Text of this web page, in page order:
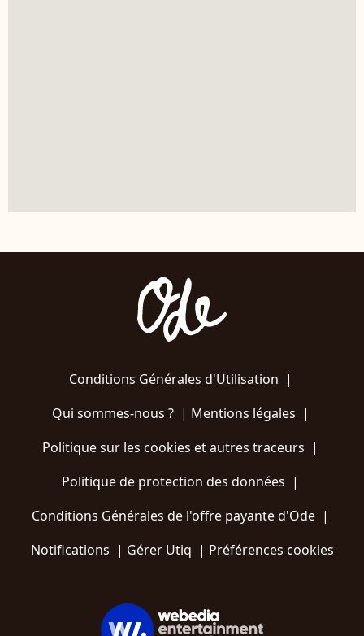
Conditions Générales d'Utilisation |
Qui sommes-nous ?| Mentions légales |
Politique sur les cookies et autres traceurs |
Politique de protection des données |
Conditions Générales de l'offre payante d'Ode |
Notifications | Gérer Utiq | Préférences cookies